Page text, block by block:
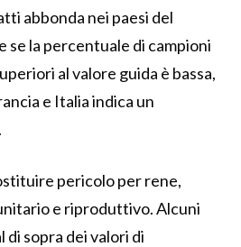
abbonda nei paesi del
la percentuale di campioni
al valore guida è bassa,
e Italia indica un
pericolo per rene,
e riproduttivo. Alcuni
di sopra dei valori di